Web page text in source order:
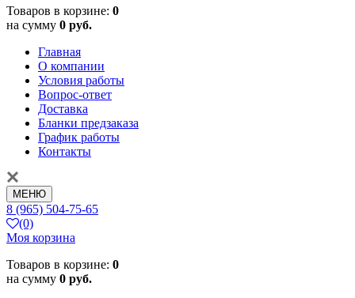
Товаров в корзине: 0
на сумму 0 руб.
Главная
О компании
Условия работы
Вопрос-ответ
Доставка
Бланки предзаказа
График работы
Контакты
МЕНЮ
8 (965) 504-75-65
(0)
Моя корзина
Товаров в корзине: 0
на сумму 0 руб.